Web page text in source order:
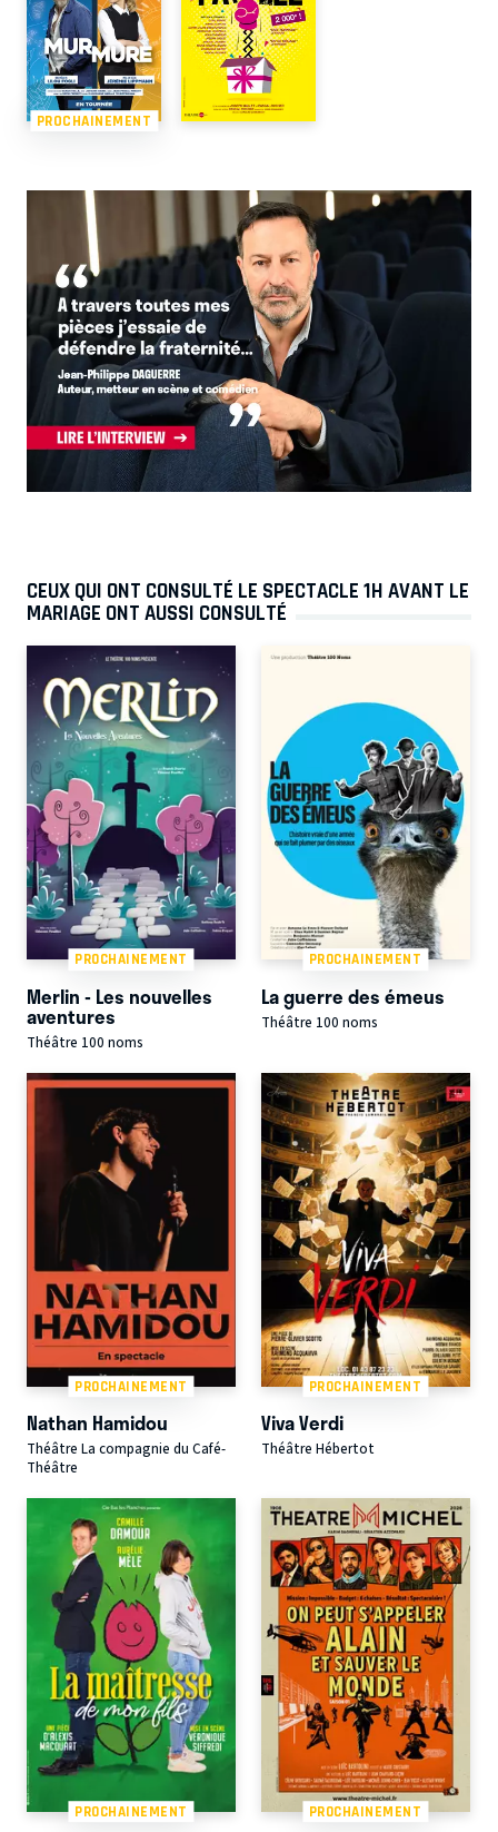
PROCHAINEMENT
CEUX QUI ONT CONSULTÉ LE SPECTACLE 1H AVANT LE
MARIAGE ONT AUSSI CONSULTÉ
PROCHAINEMENT
Merlin - Les nouvelles
aventures
Théâtre 100 noms
PROCHAINEMENT
La guerre des émeus
Théâtre 100 noms
PROCHAINEMENT
Nathan Hamidou
Théâtre La compagnie du Café-
Théâtre
PROCHAINEMENT
Viva Verdi
Théâtre Hébertot
PROCHAINEMENT PROCHAINEMENT